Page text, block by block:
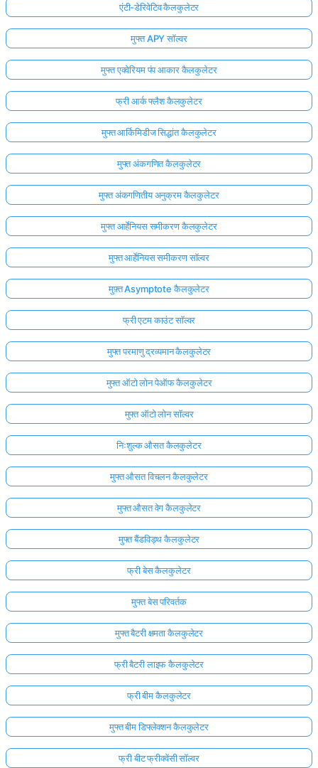
एंटी-डेरिवेटिव कैलकुलेटर
मुफ्त APY सॉल्वर
मुफ्त एक्वेरियम पंप आकार कैलकुलेटर
फ्री आर्क फ्लैश कैलकुलेटर
मुफ्त आर्किमिडीज सिद्धांत कैलकुलेटर
मुफ्त अंकगणित कैलकुलेटर
मुफ्त अंकगणितीय अनुक्रम कैलकुलेटर
मुफ्त आर्हेनियस समीकरण कैलकुलेटर
मुफ्त आर्हेनियस समीकरण सॉल्वर
मुफ़्त Asymptote कैलकुलेटर
फ्री एटम काउंट सॉल्वर
मुफ्त परमाणु द्रव्यमान कैलकुलेटर
मुफ्त ऑटो लोन पेऑफ कैलकुलेटर
मुफ्त ऑटो लोन सॉल्वर
निःशुल्क औसत कैलकुलेटर
मुफ्त औसत विचलन कैलकुलेटर
मुफ्त औसत वेग कैलकुलेटर
मुफ्त बैंडविड्थ कैलकुलेटर
फ्री बेस कैलकुलेटर
मुफ्त बेस परिवर्तक
मुफ्त बैटरी क्षमता कैलकुलेटर
फ्री बैटरी लाइफ कैलकुलेटर
फ्री बीम कैलकुलेटर
मुफ्त बीम डिफ्लेक्शन कैलकुलेटर
फ्री बीट फ्रीक्वेंसी सॉल्वर